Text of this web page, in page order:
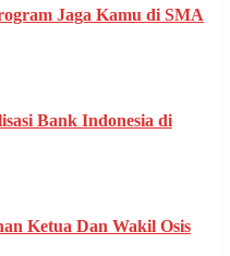
Jaga Kamu di SMA
Bank Indonesia di
Ketua Dan Wakil Osis